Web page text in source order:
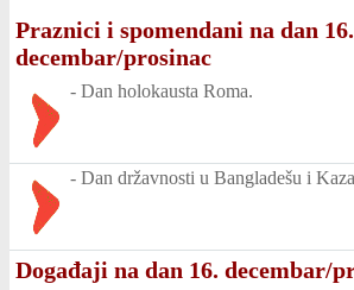
Praznici i spomendani na dan 16.
decembar/prosinac
- Dan holokausta Roma.
- Dan državnosti u Bangladešu i
Događaji na dan 16. decembar/